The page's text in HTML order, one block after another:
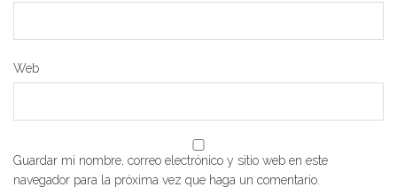
Web
Guardar mi nombre, correo electrónico y sitio web en este
navegador para la próxima vez que haga un comentario.